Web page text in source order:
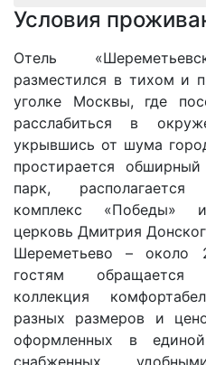
Условия
Отель
разместился в тихом и
уголке Москвы, где
расслабиться в
укрывшись от шума
простирается обширный
парк, располагается
комплекс «Победы»
церковь Дмитрия
Шереметьево –
гостям обращается
коллекция
разных размеров и
оформленных в
снабженных